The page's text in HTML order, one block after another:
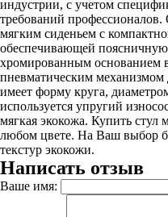
индустрии, с учетом
требований
мягким сиденьем с
обеспечивающей
хромированным основанием
пневматическим
имеет форму круга,
используется упругий
мягкая экокожа. Купить
любом цвете. На Ваш выбор
текстур экокожи.
Написать отзыв
Ваше имя: